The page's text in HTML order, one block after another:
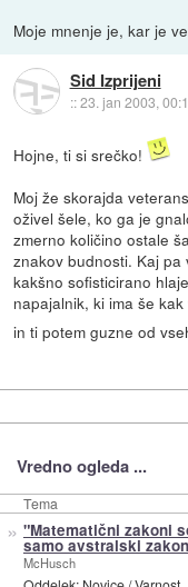
Moje mnenje je, kar je
Sid Izprijeni
::23. jan 2003,
Hojne, ti si srečko!
Moj že skorajda
oživel šele, ko ga je
zmerno količino ostale
znakov budnosti. Kaj
kakšno sofisticirano
napajalnik, ki ima še
in ti potem guzne od
Vredno ogleda ...
Tema
» "Matematični zakoni
samo avstralski
McHusch